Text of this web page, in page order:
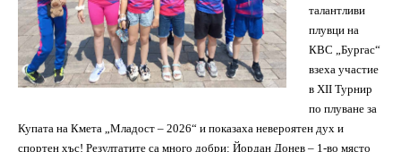
талантливи
плувци на
КВС „Бургас“
взеха участие
в XII Турнир
по плуване за
Купата на Кмета „Младост – 2026“ и показаха невероятен дух и
спортен хъс! Резултатите са много добри: Йордан Донев – 1-во място